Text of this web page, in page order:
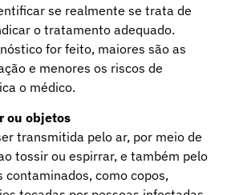
se realmente se trata de
o tratamento adequado.
for feito, maiores são as
e menores os riscos de
o médico.
ou objetos
transmitida pelo ar, por meio de
tossir ou espirrar, e também pelo
como copos,